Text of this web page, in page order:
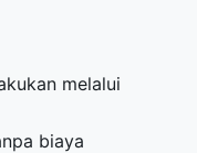
melalui
biaya